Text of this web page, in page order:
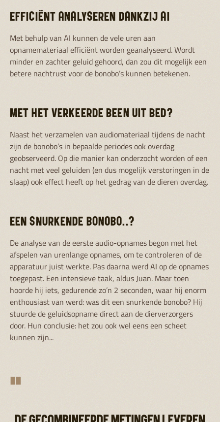
EFFICIËNT ANALYSEREN DANKZIJ AI
Met behulp van AI kunnen de vele uren aan
opnamemateriaal efficiënt worden geanalyseerd. Wordt
minder en zachter geluid gehoord, dan zou dit mogelijk een
betere nachtrust voor de bonobo’s kunnen betekenen.
MET HET VERKEERDE BEEN UIT BED?
Naast het verzamelen van audiomateriaal tijdens de nacht
zijn de bonobo’s in bepaalde periodes ook overdag
geobserveerd. Op die manier kan onderzocht worden of een
nacht met veel geluiden (en dus mogelijk verstoringen in de
slaap) ook effect heeft op het gedrag van de dieren overdag.
EEN SNURKENDE BONOBO..?
De analyse van de eerste audio-opnames begon met het
afspelen van urenlange opnames, om te controleren of de
apparatuur juist werkte. Pas daarna werd AI op de opnames
toegepast. Een intensieve taak, aldus Juan. Maar toen
hoorde hij iets, gedurende zo’n 2 seconden, waar hij enorm
enthousiast van werd: was dit een snurkende bonobo? Hij
stuurde de geluidsopname direct aan de dierverzorgers
door. Hun conclusie: het zou ook wel eens een scheet
kunnen zijn...
"
DE GECOMBINEERDE METINGEN LEVEREN